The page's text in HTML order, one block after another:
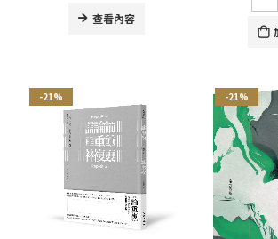
查看內容
-21% -21%